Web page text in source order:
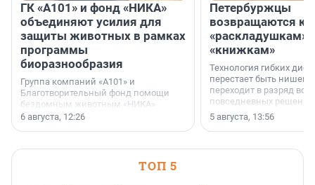
ГК «А101» и фонд «НИКА»
объединяют усилия для
защиты животных в рамках
программы
биоразнообразия
Группа компаний «А101» и
Благотворительный фонд помощи
бездомным животным «НИКА»
заключили соглашение о
6 августа, 12:26
Петербуржцы
возвращаются к
«раскладушкам»
«книжкам»
Технология гибких
перестает быть
переходит в разряд
повседневных
5 августа, 13:56
ТОП 5